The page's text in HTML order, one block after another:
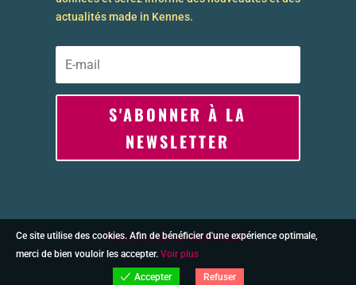
actualités made in Kennes.
S'ABONNER À LA
NEWSLETTER
Politique de confidentialité
Ce site utilise des cookies. Afin de bénéficier d'une expérience optimale,
merci de bien vouloir les accepter. Voir plus
Accepter Refuser